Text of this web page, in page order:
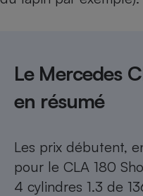
Le Mercedes
en résumé
Les prix débutent,
pour le CLA 180
4 cylindres 1.3 de